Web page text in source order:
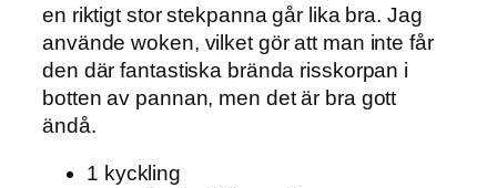
en riktigt stor stekpanna går lika bra. Jag
använde woken, vilket gör att man inte får
den där fantastiska brända risskorpan i
botten av pannan, men det är bra gott
ändå.
1 kyckling